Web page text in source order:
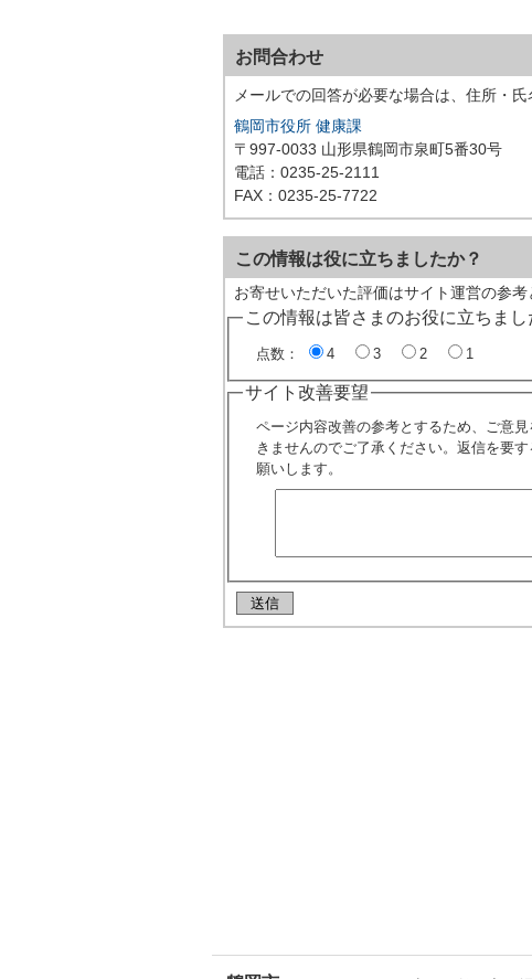
お問合わせ
メールでの回答が必要な場合は、住所・
鶴岡市役所 健康課
〒997-0033 山形県鶴岡市泉町5番30号
電話：0235-25-2111
FAX：0235-25-7722
この情報は役に立ちましたか？
お寄せいただいた評価はサイト運営の参考
この情報は皆さまのお役に立ちま
点数： 4 3 2 1
サイト改善要望
ページ内容改善の参考とするため、ご意
きませんのでご了承ください。返信を要
願いします。